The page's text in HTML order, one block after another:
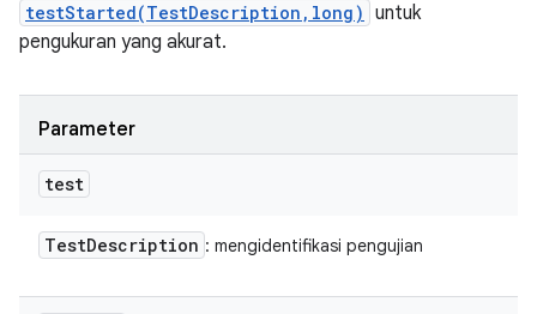
testStarted(TestDescription,long) untuk
pengukuran yang akurat.
Parameter
test
TestDescription : mengidentifikasi pengujian